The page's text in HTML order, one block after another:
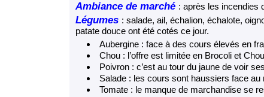
Ambiance de marché : après les incendies
Légumes : salade, ail, échalion, échalote,
patate douce ont été cotés ce jour.
Aubergine : face à des cours élevés en
Chou : l’offre est limitée en Brocoli et
Poivron : c’est au tour du jaune de voir
Salade : les cours sont haussiers face au
Tomate : le manque de marchandise se